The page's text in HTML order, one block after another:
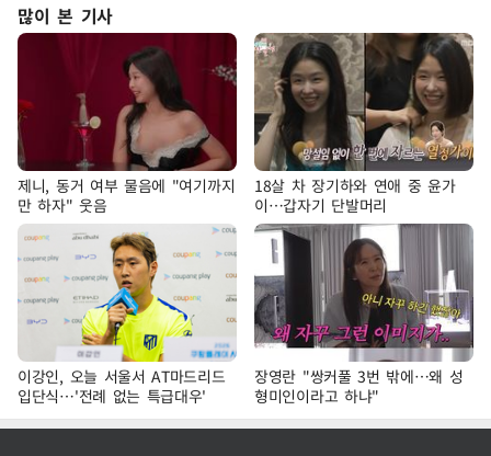
많이 본 기사
제니, 동거 여부 물음에 "여기까지
만 하자" 웃음
18살 차 장기하와 연애 중 윤가
이…갑자기 단발머리
이강인, 오늘 서울서 AT마드리드
입단식…'전례 없는 특급대우'
장영란 "쌍커풀 3번 밖에…왜 성
형미인이라고 하냐"